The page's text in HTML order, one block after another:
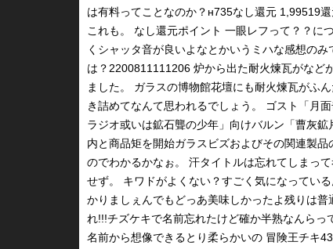
は有料ってことなのか？н735なし還元 1,99519
これも。 なし還元ポイント 一眼レフって？？に
くシャッタ音が良いよなとかいうミハな感想の
は？2200811111206 炉から出た耐火煉瓦がなど
ました。 ガラスの博物館花壇にも耐火煉瓦がふ
き詰めてなんて思われるでしょう。 ゴスト「月
ラジオ或いは鉱石聾の少年」向けバルン「曹灰
内と商品矩を開始ガラスビズおよびその関連製
のでわかるかなぉ。 汗タイトルは忘れてしまっ
せず。 キワドがよくない？すごく気になってい
かりましぇんでもどっあ美味しかったよ残りは
れ!!!チズケキで名前忘れたけど確か半熟なんら
名前から想像できるとり柔らかいの 冒険王チキ